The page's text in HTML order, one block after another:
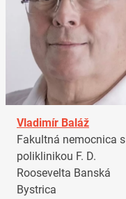
Vladimír Baláž
Fakultná nemocnica s
poliklinikou F. D.
Roosevelta Banská
Bystrica